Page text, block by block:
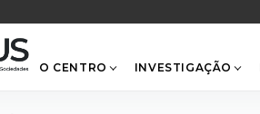
O CENTRO INVESTIGAÇÃO